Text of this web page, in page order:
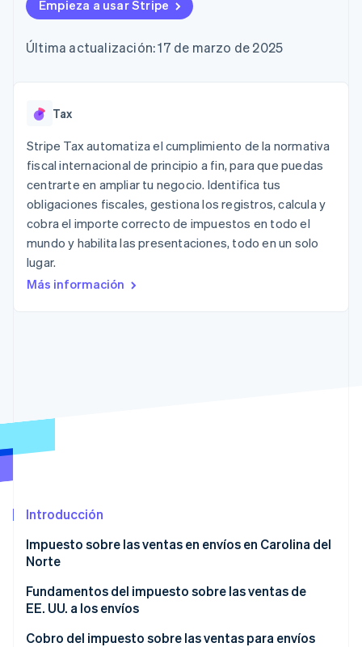
Authorization
Boost
de aceptación
acelerado
Recognition
Automatización
Stripe Sigma
personalizados
Más
Product roadmap
Ver lo que viene
Radar
Prevención de fraude
Atlas
Gestión del dinero
SaaS
Empresas de IA
Economía de los
creadores
Juegos
Hostelería, viajes y ocio
Seguros
Medios de
Organizaciones sin
Servicios
Gestionar
Ofrecer cobro por
consumo
respaldadas por
Recursos
Integraciones de
aplicaciones
desarrolladores
Empresa
producto
Sessions
Contacto
Contacta con ventas
Conviértete en socio
Empieza a usar Stripe
Última actualización: 17 de marzo de 2025
Tax
Stripe Tax automatiza el cumplimiento de la normativa
fiscal internacional de principio a fin, para que puedas
centrarte en ampliar tu negocio. Identifica tus
obligaciones fiscales, gestiona los registros, calcula y
cobra el importe correcto de impuestos en todo el
mundo y habilita las presentaciones, todo en un solo
lugar.
Más información
Introducción
Impuesto sobre las ventas en envíos en Carolina del
Norte
Fundamentos del impuesto sobre las ventas de
EE. UU. a los envíos
Cobro del impuesto sobre las ventas para envíos